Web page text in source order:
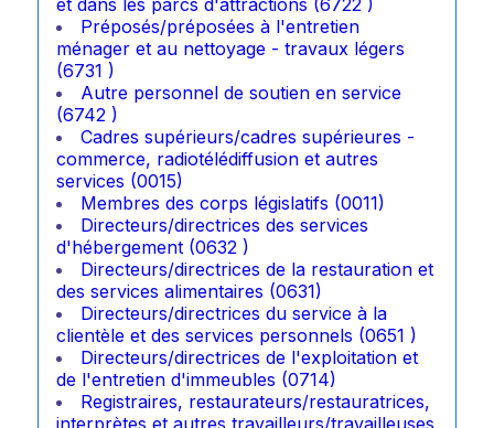
Préposés/préposées à l'entretien
ménager et au nettoyage - travaux légers
(6731 )
Autre personnel de soutien en service
(6742 )
Cadres supérieurs/cadres supérieures -
commerce, radiotélédiffusion et autres
services (0015)
Membres des corps législatifs (0011)
Directeurs/directrices des services
d'hébergement (0632 )
Directeurs/directrices de la restauration et
des services alimentaires (0631)
Directeurs/directrices du service à la
clientèle et des services personnels (0651 )
Directeurs/directrices de l'exploitation et
de l'entretien d'immeubles (0714)
Registraires, restaurateurs/restauratrices,
interprètes et autres travailleurs/travailleuses